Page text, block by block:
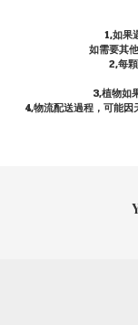
1,如果
如需要其
2,每
3,植物如
4,物流配送過程，可能因